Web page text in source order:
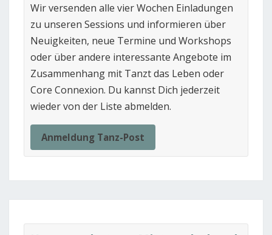
Wir versenden alle vier Wochen Einladungen
zu unseren Sessions und informieren über
Neuigkeiten, neue Termine und Workshops
oder über andere interessante Angebote im
Zusammenhang mit Tanzt das Leben oder
Core Connexion. Du kannst Dich jederzeit
wieder von der Liste abmelden.
Anmeldung Tanz-Post